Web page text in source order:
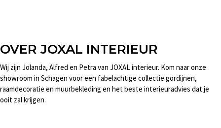
OVER JOXAL INTERIEUR
Wij zijn Jolanda, Alfred en Petra van JOXAL interieur. Kom naar onze
showroom in Schagen voor een fabelachtige collectie gordijnen,
raamdecoratie en muurbekleding en het beste interieuradvies dat je
ooit zal krijgen.